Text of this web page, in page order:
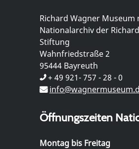
Richard Wagner Museum
Nationalarchiv der
Stiftung
Wahnfriedstraße 2
95444 Bayreuth
+ 49 921- 757 - 28 - 0
Öffnungszeiten
Montag bis Freitag